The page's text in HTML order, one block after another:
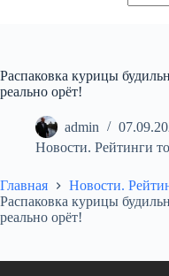
Распаковка курицы
реально орёт!
admin
Новости. Рейтинги
Главная
Новости.
Распаковка курицы
реально орёт!